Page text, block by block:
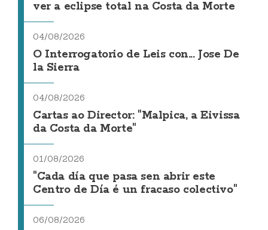
ver a eclipse total na Costa da Morte
04/08/2026
O Interrogatorio de Leis con... Jose De
la Sierra
04/08/2026
Cartas ao Director: "Malpica, a Eivissa
da Costa da Morte"
01/08/2026
"Cada día que pasa sen abrir este
Centro de Día é un fracaso colectivo"
06/08/2026